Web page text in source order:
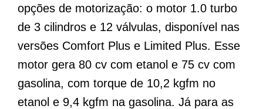
opções de motorização: o motor 1.0 turbo
de 3 cilindros e 12 válvulas, disponível nas
versões Comfort Plus e Limited Plus. Esse
motor gera 80 cv com etanol e 75 cv com
gasolina, com torque de 10,2 kgfm no
etanol e 9,4 kgfm na gasolina. Já para as